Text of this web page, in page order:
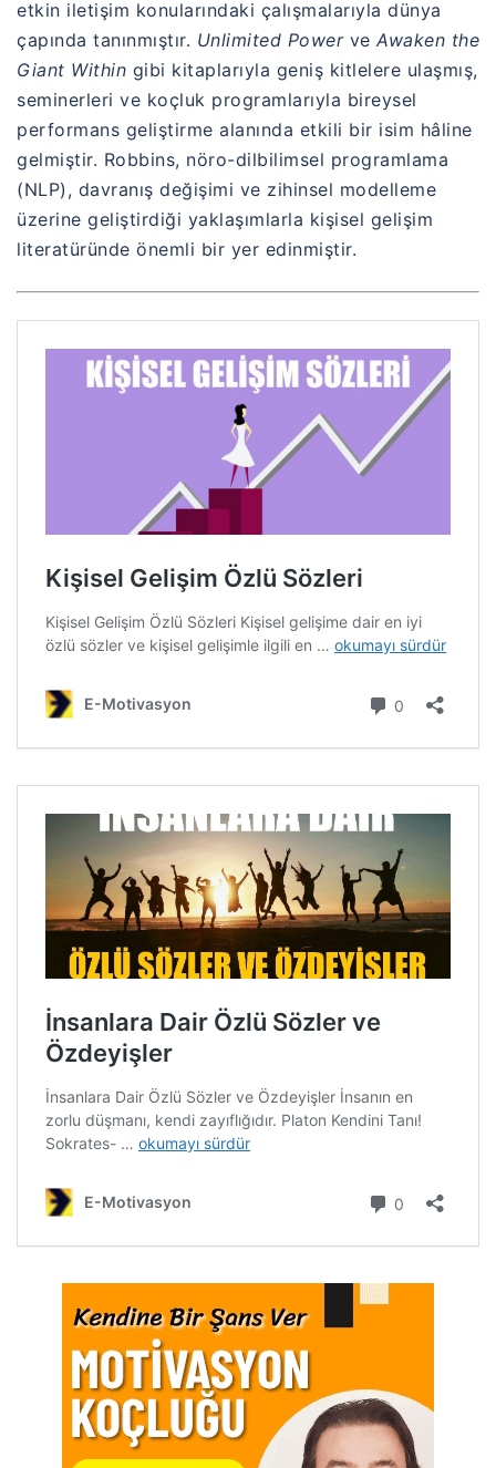
etkin iletişim konularındaki çalışmalarıyla dünya
çapında tanınmıştır. Unlimited Powerve Awaken the
Giant Within gibi kitaplarıyla geniş kitlelere ulaşmış,
seminerleri ve koçluk programlarıyla bireysel
performans geliştirme alanında etkili bir isim hâline
gelmiştir. Robbins, nöro-dilbilimsel programlama
(NLP), davranış değişimi ve zihinsel modelleme
üzerine geliştirdiği yaklaşımlarla kişisel gelişim
literatüründe önemli bir yer edinmiştir.